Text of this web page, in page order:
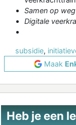
Samen op
Digitale
subsidie,
Maak
Heb je een